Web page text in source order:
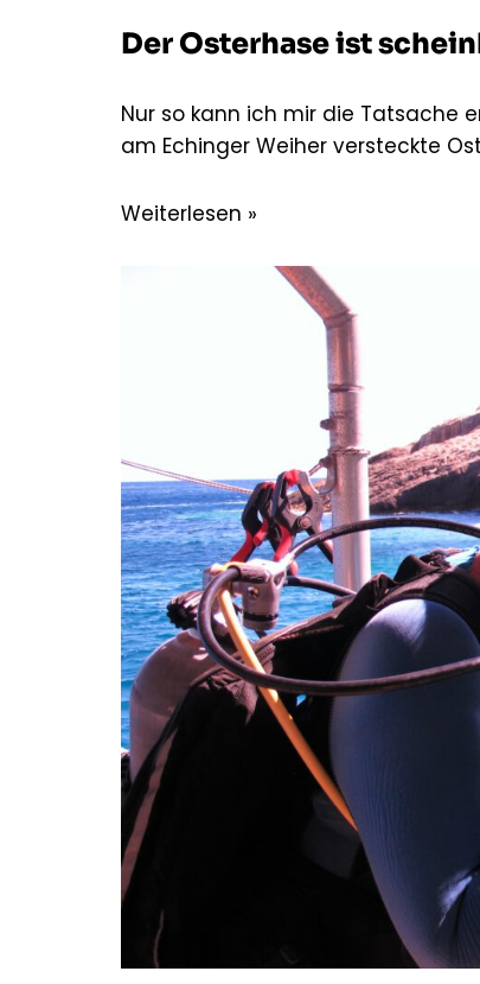
Der Osterhase ist
Nur so kann ich mir die Tatsache
am Echinger Weiher versteckte
Weiterlesen »